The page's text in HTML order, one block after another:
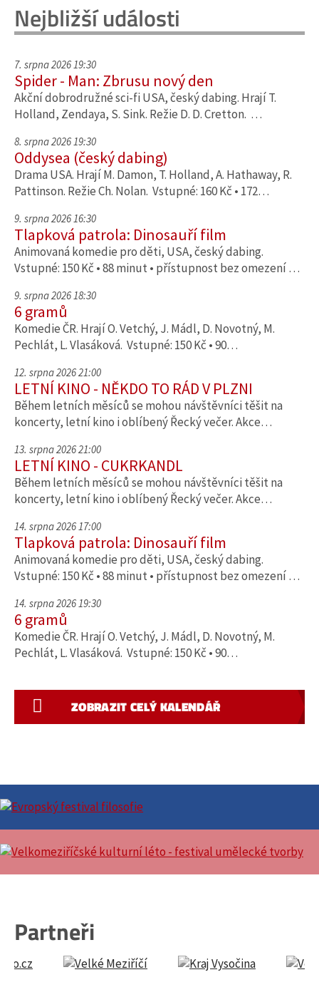
Nejbližší události
7. srpna 2026 19:30
Spider - Man: Zbrusu nový den
Akční dobrodružné sci-fi USA, český dabing. Hrají T.
Holland, Zendaya, S. Sink. Režie D. D. Cretton. …
8. srpna 2026 19:30
Oddysea (český dabing)
Drama USA. Hrají M. Damon, T. Holland, A. Hathaway, R.
Pattinson. Režie Ch. Nolan. Vstupné: 160 Kč • 172…
9. srpna 2026 16:30
Tlapková patrola: Dinosauří film
Animovaná komedie pro děti, USA, český dabing.
Vstupné: 150 Kč • 88 minut • přístupnost bez omezení …
9. srpna 2026 18:30
6 gramů
Komedie ČR. Hrají O. Vetchý, J. Mádl, D. Novotný, M.
Pechlát, L. Vlasáková. Vstupné: 150 Kč • 90…
12. srpna 2026 21:00
LETNÍ KINO - NĚKDO TO RÁD V PLZNI
Během letních měsíců se mohou návštěvníci těšit na
koncerty, letní kino i oblíbený Řecký večer. Akce…
13. srpna 2026 21:00
LETNÍ KINO - CUKRKANDL
Během letních měsíců se mohou návštěvníci těšit na
koncerty, letní kino i oblíbený Řecký večer. Akce…
14. srpna 2026 17:00
Tlapková patrola: Dinosauří film
Animovaná komedie pro děti, USA, český dabing.
Vstupné: 150 Kč • 88 minut • přístupnost bez omezení …
14. srpna 2026 19:30
6 gramů
Komedie ČR. Hrají O. Vetchý, J. Mádl, D. Novotný, M.
Pechlát, L. Vlasáková. Vstupné: 150 Kč • 90…
ZOBRAZIT CELÝ KALENDÁŘ
Partneři